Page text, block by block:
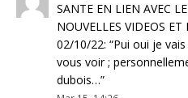
SANTE EN LIEN AVEC
NOUVELLES VIDEOS ET
02/10/22: “Pui oui je
vous voir ;
dubois…”